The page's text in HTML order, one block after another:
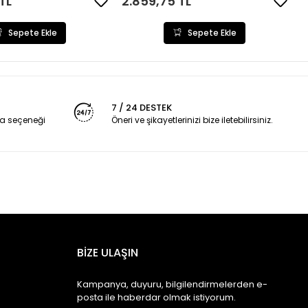
Sepete Ekle Sepete Ekle
seçeneği
7 / 24 DESTEK
Öneri ve şikayetlerinizi bize iletebilirsiniz.
BİZE ULAŞIN
Kampanya, duyuru, bilgilendirmelerden e-
posta ile haberdar olmak istiyorum.